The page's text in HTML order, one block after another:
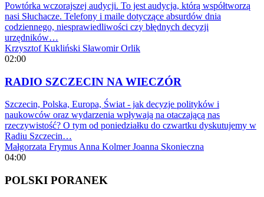
Powtórka wczorajszej audycji. To jest audycja, którą współtworzą
nasi Słuchacze. Telefony i maile dotyczące absurdów dnia
codziennego, niesprawiedliwości czy błędnych decyzji
urzędników…
Krzysztof Kukliński Sławomir Orlik
02:00
RADIO SZCZECIN NA WIECZÓR
Szczecin, Polska, Europa, Świat - jak decyzje polityków i
naukowców oraz wydarzenia wpływają na otaczającą nas
rzeczywistość? O tym od poniedziałku do czwartku dyskutujemy w
Radiu Szczecin…
Małgorzata FrymusAnna Kolmer Joanna Skonieczna
04:00
POLSKI PORANEK